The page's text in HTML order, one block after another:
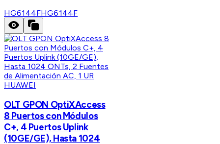
HG6144FHG6144F
HUAWEI
OLT GPON OptiXAccess
8 Puertos con Módulos
C+, 4 Puertos Uplink
(10GE/GE), Hasta 1024